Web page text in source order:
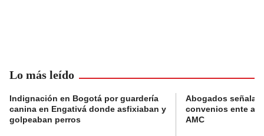
Lo más leído
Indignación en Bogotá por guardería
canina en Engativá donde asfixiaban y
golpeaban perros
Abogados
convenios ente
AMC